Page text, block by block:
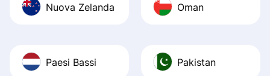
Nuova Zelanda Oman
Paesi Bassi Pakistan